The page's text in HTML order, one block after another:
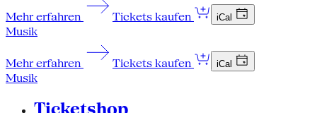
Mehr erfahren Tickets kaufen iCal
Musik
Mehr erfahren Tickets kaufen iCal
Musik